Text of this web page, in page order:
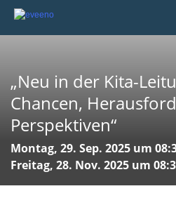
„Neu in der Kita-
Chancen,
Perspektiven“
Montag, 29. Sep. 2025 um
Freitag, 28. Nov. 2025 um